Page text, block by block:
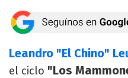
Leandro "El Chino"
el ciclo "Los